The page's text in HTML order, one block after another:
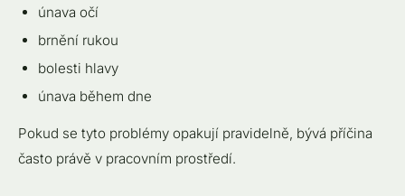
únava očí
brnění rukou
bolesti hlavy
únava během dne
Pokud se tyto problémy opakují pravidelně, bývá příčina
často právě v pracovním prostředí.